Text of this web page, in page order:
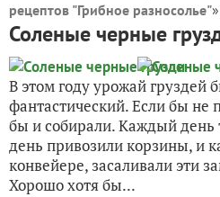
рецептов "Грибное разносолье"»
Соленые черные
В этом году урожай груздей
фантастический. Если бы не
бы и собирали. Каждый день
день привозили корзины, и
конвейере, засаливали эти
Хорошо хотя бы...